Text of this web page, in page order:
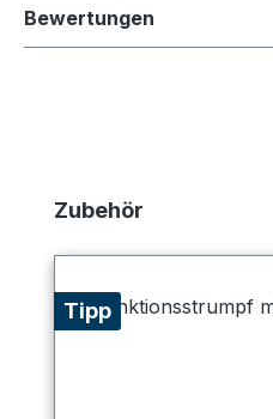
Bewertungen
Produktgalerie überspringen
Zubehör
Tipp